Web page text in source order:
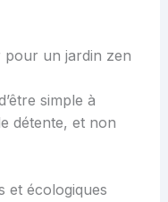
pour un jardin zen
simple à
détente, et non
et écologiques